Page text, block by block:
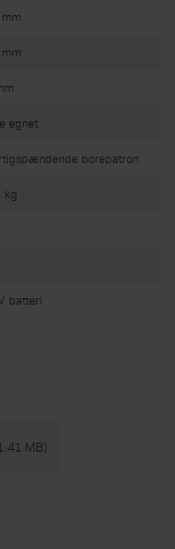
egnet
borepatron
kg
batteri
MB)